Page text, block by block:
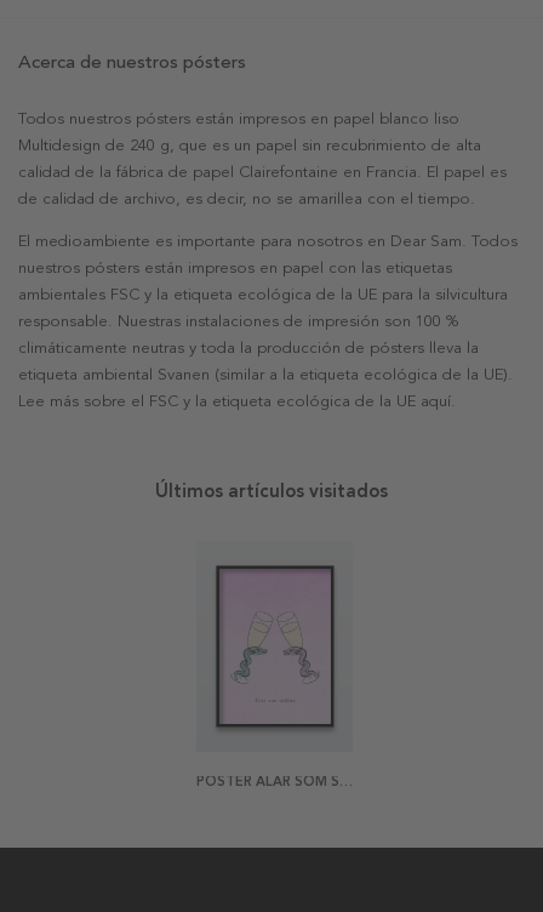
Acerca de nuestros pósters
Todos nuestros pósters están impresos en papel blanco liso
Multidesign de 240 g, que es un papel sin recubrimiento de alta
calidad de la fábrica de papel Clairefontaine en Francia. El papel es
de calidad de archivo, es decir, no se amarillea con el tiempo.
El medioambiente es importante para nosotros en Dear Sam. Todos
nuestros pósters están impresos en papel con las etiquetas
ambientales FSC y la etiqueta ecológica de la UE para la silvicultura
responsable. Nuestras instalaciones de impresión son 100 %
climáticamente neutras y toda la producción de pósters lleva la
etiqueta ambiental Svanen (similar a la etiqueta ecológica de la UE).
Lee más sobre el FSC y la etiqueta ecológica de la UE aquí.
Últimos artículos visitados
POSTER ALAR SOM SKALAR